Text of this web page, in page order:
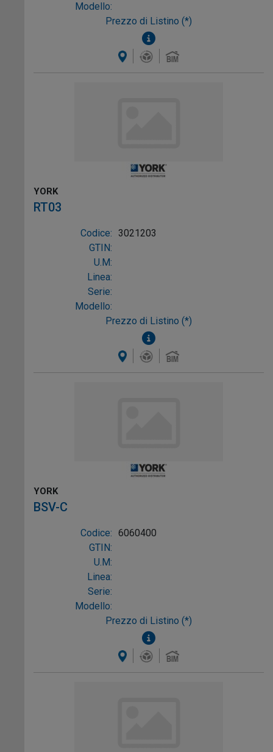
Modello:
Prezzo di Listino (*)
YORK
RT03
Codice: 3021203
GTIN:
U.M:
Linea:
Serie:
Modello:
Prezzo di Listino (*)
YORK
BSV-C
Codice: 6060400
GTIN:
U.M:
Linea:
Serie:
Modello:
Prezzo di Listino (*)